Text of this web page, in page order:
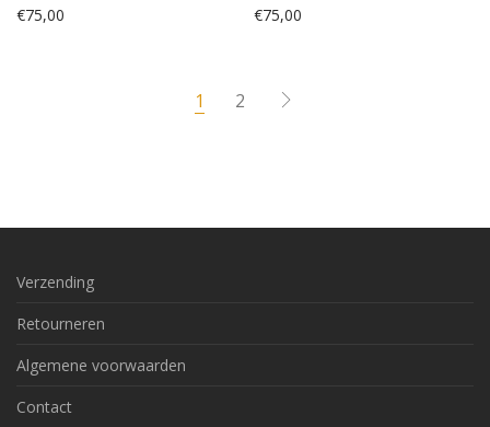
€75,00 €75,00
1 2
Verzending
Retourneren
Algemene voorwaarden
Contact